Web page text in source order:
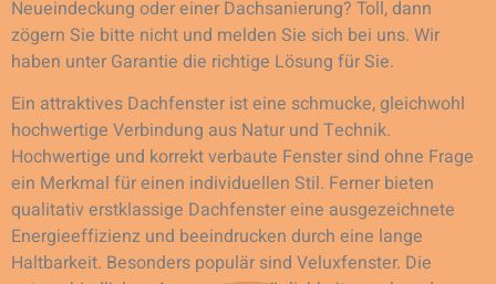
Neueindeckung oder einer Dachsanierung? Toll, dann
zögern Sie bitte nicht und melden Sie sich bei uns. Wir
haben unter Garantie die richtige Lösung für Sie.
Ein attraktives Dachfenster ist eine schmucke, gleichwohl
hochwertige Verbindung aus Natur und Technik.
Hochwertige und korrekt verbaute Fenster sind ohne Frage
ein Merkmal für einen individuellen Stil. Ferner bieten
qualitativ erstklassige Dachfenster eine ausgezeichnete
Energieeffizienz und beeindrucken durch eine lange
Haltbarkeit. Besonders populär sind Veluxfenster. Die